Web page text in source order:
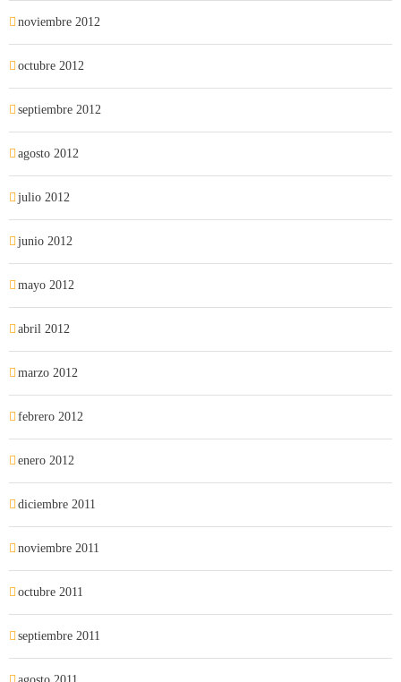
noviembre 2012
octubre 2012
septiembre 2012
agosto 2012
julio 2012
junio 2012
mayo 2012
abril 2012
marzo 2012
febrero 2012
enero 2012
diciembre 2011
noviembre 2011
octubre 2011
septiembre 2011